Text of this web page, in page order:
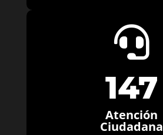

147
Atención
Ciudadana